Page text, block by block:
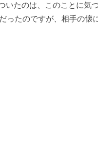
たのは、このことに気
たのですが、相手の懐